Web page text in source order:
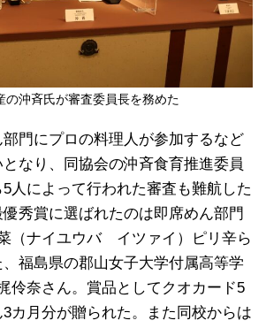
の沖斉氏が審査委員長を務めた
門にプロの料理人が参加するなど
なり、同協会の沖斉食育推進委員
人によって行われた審査も難航した
秀賞に選ばれたのは即席めん部門
（ナイユウバ イツァイ）ピリ辛ら
福島県の郡山女子大学付属高等学
伶奈さん。賞品としてクオカード5
カ月分が贈られた。また同校からは